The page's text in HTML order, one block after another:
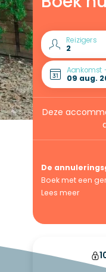
Reizigers
Aankomst
Deze
De
Boek met een
Lees meer